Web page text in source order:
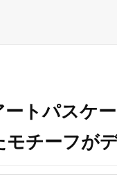
ートパスケ
チーフが